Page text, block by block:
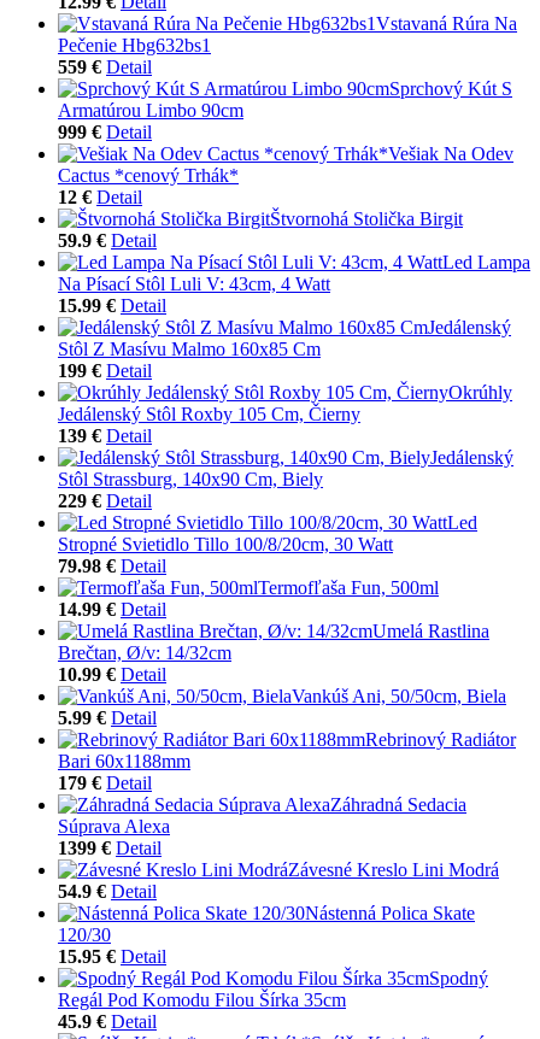
Vstavaná Rúra Na
Pečenie Hbg632bs1
559 € Detail
Sprchový Kút S
Armatúrou Limbo 90cm
999 € Detail
Vešiak Na Odev
Cactus *cenový Trhák*
12 € Detail
Štvornohá Stolička Birgit
59.9 € Detail
Led Lampa
Na Písací Stôl Luli V: 43cm, 4 Watt
15.99 € Detail
Jedálenský
Stôl Z Masívu Malmo 160x85 Cm
199 € Detail
Okrúhly
Jedálenský Stôl Roxby 105 Cm, Čierny
139 € Detail
Jedálenský
Stôl Strassburg, 140x90 Cm, Biely
229 € Detail
Led
Stropné Svietidlo Tillo 100/8/20cm, 30 Watt
79.98 € Detail
Termofľaša Fun, 500ml
14.99 € Detail
Umelá Rastlina
Brečtan, Ø/v: 14/32cm
10.99 € Detail
Vankúš Ani, 50/50cm, Biela
5.99 € Detail
Rebrinový Radiátor
Bari 60x1188mm
179 € Detail
Záhradná Sedacia
Súprava Alexa
1399 € Detail
Závesné Kreslo Lini Modrá
54.9 € Detail
Nástenná Polica Skate
120/30
15.95 € Detail
Spodný
Regál Pod Komodu Filou Šírka 35cm
45.9 € Detail